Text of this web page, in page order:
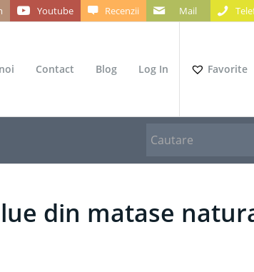
Youtube Recenzii Mail
Contact Blog Log In Favorite
din matase